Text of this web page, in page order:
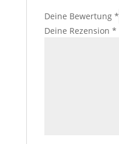
Deine Bewertung *
Deine Rezension *